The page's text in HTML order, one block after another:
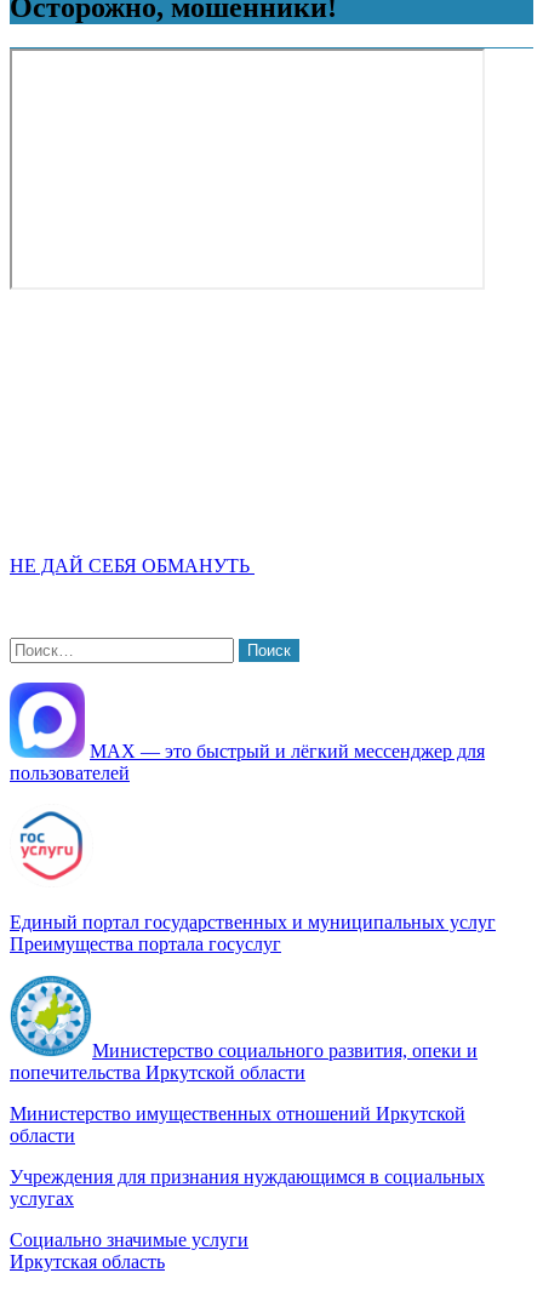
Осторожно, мошенники!
НЕ ДАЙ СЕБЯ ОБМАНУТЬ
Найти:
МАХ — это быстрый и лёгкий мессенджер для
пользователей
Единый портал государственных и муниципальных услуг
Преимущества портала госуслуг
Министерство социального развития, опеки и
попечительства Иркутской области
Министерство имущественных отношений Иркутской
области
Учреждения для признания нуждающимся в социальных
услугах
Социально значимые услуги
Иркутская область